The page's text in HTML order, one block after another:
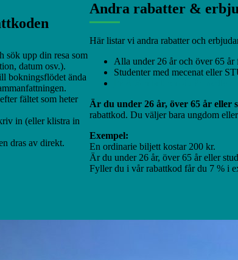
sök upp din resa som
datum osv.).
bokningsflödet ända
fältet som heter
in (eller klistra in
dras av direkt.
Andra rabatter &
Här listar vi andra rabatter och
Alla under 26 år och över 65 år
Studenter med mecenat eller
Är du under 26 år, över 65 år eller
rabattkod. Du väljer bara ungdom
Exempel:
En ordinarie biljett kostar 200 kr.
Är du under 26 år, över 65 år eller
Fyller du i vår rabattkod får du 7 % i